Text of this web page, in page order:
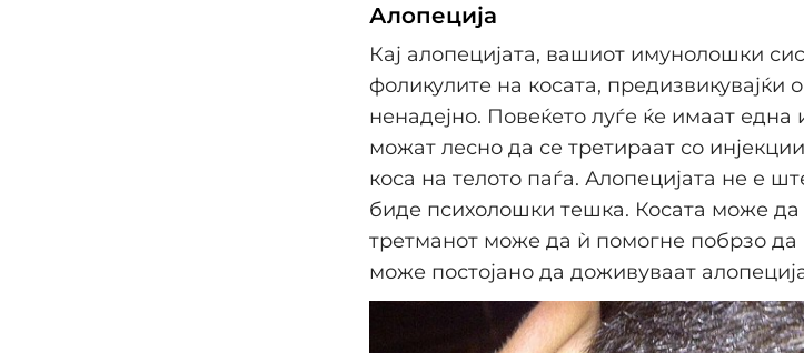
Алопеција
Кај алопецијата, вашиот имунолошки
фоликулите на косата, предизвикувајќи
ненадејно. Повеќето луѓе ќе имаат
можат лесно да се третираат со
коса на телото паѓа. Алопецијата не е
биде психолошки тешка. Косата може
третманот може да ѝ помогне побрзо да
може постојано да доживуваат